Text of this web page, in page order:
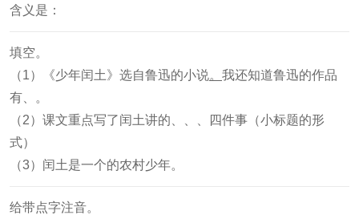
含义是：
填空。
（1）《少年闰土》选自鲁迅的小说。 我还知道鲁迅的作品
有
。
（2）课文重点写了闰土讲的
四件事（小标题的形
式）
（3）闰土是一个的农村少年。
给带点字注音。